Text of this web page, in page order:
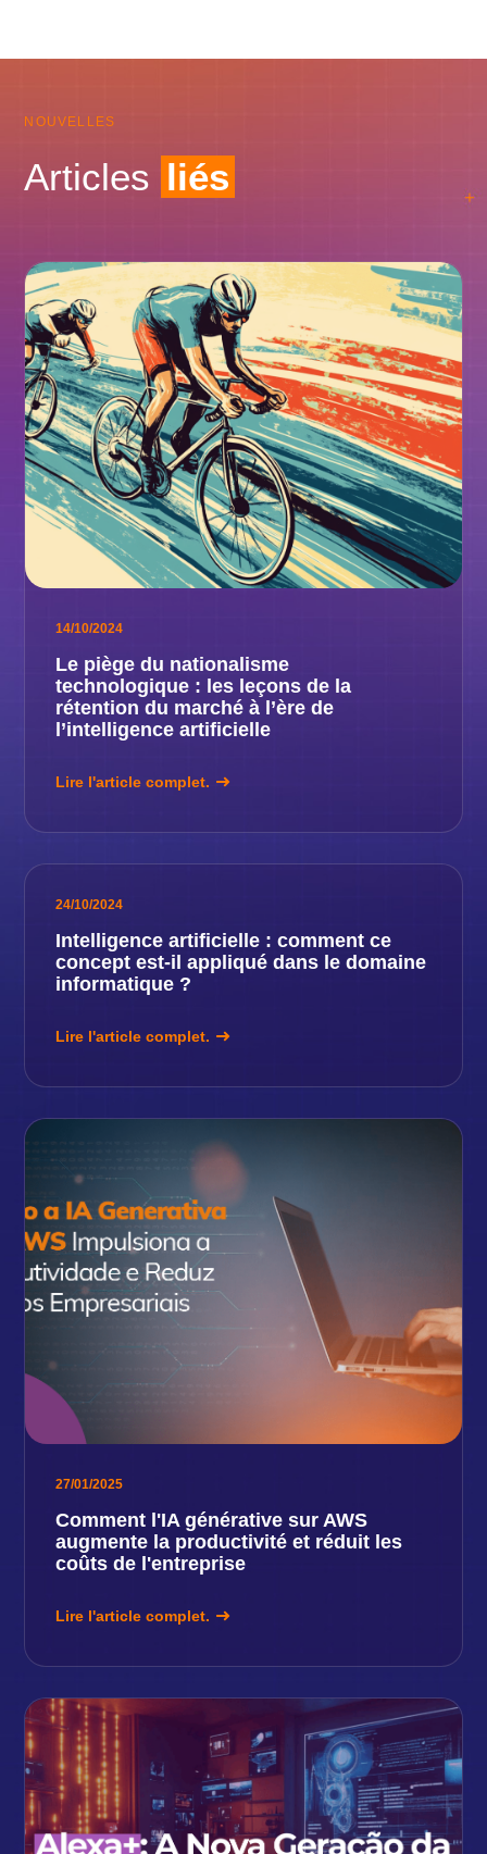
NOUVELLES
Articles liés
14/10/2024
Le piège du nationalisme
technologique : les leçons de la
rétention du marché à l’ère de
l’intelligence artificielle
Lire l'article complet.
24/10/2024
Intelligence artificielle : comment ce
concept est-il appliqué dans le domaine
informatique ?
Lire l'article complet.
27/01/2025
Comment l'IA générative sur AWS
augmente la productivité et réduit les
coûts de l'entreprise
Lire l'article complet.